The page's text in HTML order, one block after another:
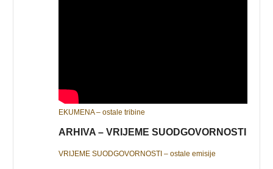
EKUMENA – ostale tribine
ARHIVA – VRIJEME SUODGOVORNOSTI
VRIJEME SUODGOVORNOSTI – ostale emisije